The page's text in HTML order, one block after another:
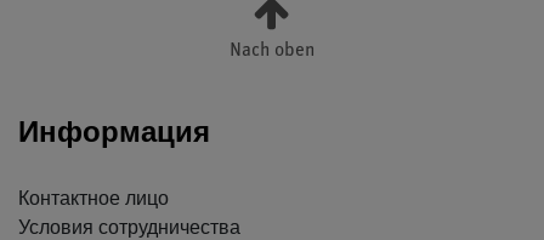
Nach oben
Информация
Контактное лицо
Условия сотрудничества